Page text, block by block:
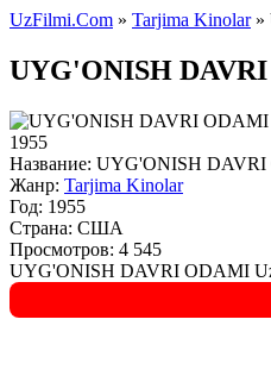
UzFilmi.Com » Tarjima Kinolar»
UYG'ONISH
1955
Название: UYG'ONISH DAVRI
Жанр: Tarjima Kinolar
Год: 1955
Страна: США
Просмотров: 4 545
UYG'ONISH DAVRI ODAMI